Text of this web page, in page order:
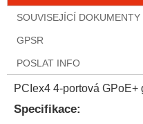
SOUVISEJÍCÍ DOKUMENTY
GPSR
POSLAT INFO
PCIex4 4-portová GPoE+
Specifikace: